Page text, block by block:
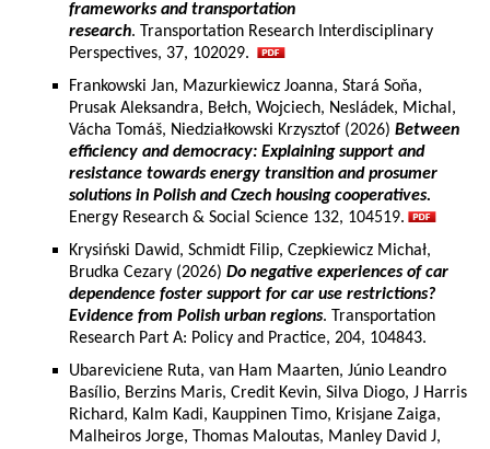
frameworks and transportation
research. Transportation Research Interdisciplinary
Perspectives, 37, 102029.
Frankowski Jan, Mazurkiewicz Joanna, Stará Soňa,
Prusak Aleksandra, Bełch, Wojciech, Nesládek, Michal,
Vácha Tomáš, Niedziałkowski Krzysztof (2026) Between
efficiency and democracy: Explaining support and
resistance towards energy transition and prosumer
solutions in Polish and Czech housing cooperatives.
Energy Research & Social Science 132, 104519.
Krysiński Dawid, Schmidt Filip, Czepkiewicz Michał,
Brudka Cezary (2026) Do negative experiences of car
dependence foster support for car use restrictions?
Evidence from Polish urban regions. Transportation
Research Part A: Policy and Practice, 204, 104843.
Ubareviciene Ruta, van Ham Maarten, Júnio Leandro
Basílio, Berzins Maris, Credit Kevin, Silva Diogo, J Harris
Richard, Kalm Kadi, Kauppinen Timo, Krisjane Zaiga,
Malheiros Jorge, Thomas Maloutas, Manley David J,